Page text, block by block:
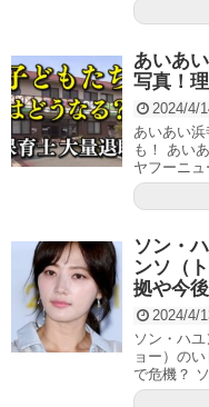
あいあ
写真！
2024/4/
あいあい
も！ あい
ヤフーニ
ソン・
ンソ（
拠や今
2024/4/
ソン・ハ
ョー）の
で危機？